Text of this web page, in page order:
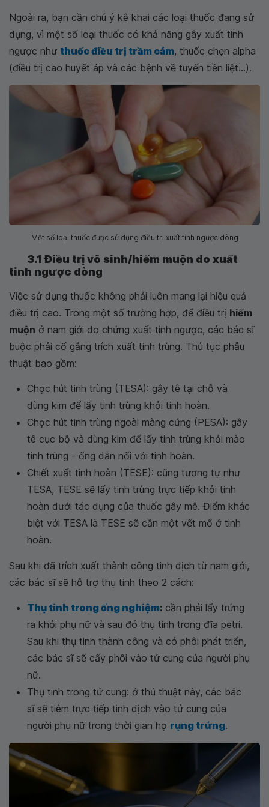
Ngoài ra, bạn cần chú ý kê khai các loại thuốc đang sử
dụng, vì một số loại thuốc có khả năng gây xuất tinh
ngược như thuốc điều trị trầm cảm, thuốc chẹn alpha
(điều trị cao huyết áp và các bệnh về tuyến tiền liệt...).
Một số loại thuốc được sử dụng điều trị xuất tinh ngược dòng
3.1 Điều trị vô sinh/hiếm muộn do xuất
tinh ngược dòng
Việc sử dụng thuốc không phải luôn mang lại hiệu quả
điều trị cao. Trong một số trường hợp, để điều trị hiếm
muộn ở nam giới do chứng xuất tinh ngược, các bác sĩ
buộc phải cố gắng trích xuất tinh trùng. Thủ tục phẫu
thuật bao gồm:
Chọc hút tinh trùng (TESA): gây tê tại chỗ và
dùng kim để lấy tinh trùng khỏi tinh hoàn.
Chọc hút tinh trùng ngoài màng cứng (PESA): gây
tê cục bộ và dùng kim để lấy tinh trùng khỏi mào
tinh trùng - ống dẫn nối với tinh hoàn.
Chiết xuất tinh hoàn (TESE): cũng tương tự như
TESA, TESE sẽ lấy tinh trùng trực tiếp khỏi tinh
hoàn dưới tác dụng của thuốc gây mê. Điểm khác
biệt với TESA là TESE sẽ cần một vết mổ ở tinh
hoàn.
Sau khi đã trích xuất thành công tinh dịch từ nam giới,
các bác sĩ sẽ hỗ trợ thụ tinh theo 2 cách:
Thụ tinh trong ống nghiệm: cần phải lấy trứng
ra khỏi phụ nữ và sau đó thụ tinh trong đĩa petri.
Sau khi thụ tinh thành công và có phôi phát triển,
các bác sĩ sẽ cấy phôi vào tử cung của người phụ
nữ.
Thụ tinh trong tử cung: ở thủ thuật này, các bác
sĩ sẽ tiêm trực tiếp tinh dịch vào tử cung của
người phụ nữ trong thời gian họ rụng trứng.